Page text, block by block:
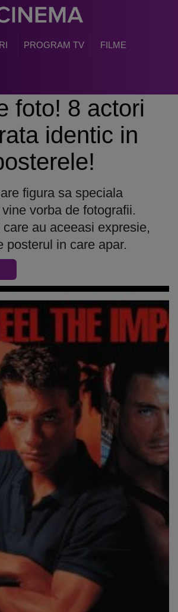
PROGRAM TV FILME
foto! 8 actori
identic in
figura sa speciala
vorba de fotografii.
au aceeasi expresie,
posterul in care apar.